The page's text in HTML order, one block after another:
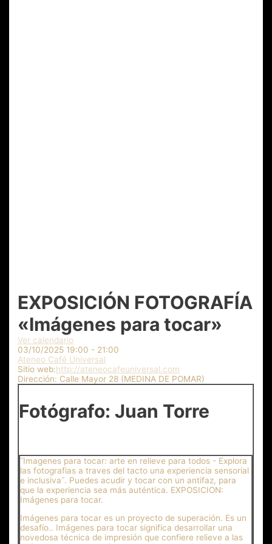
EXPOSICIÓN FOTOGRAFÍA
«Imágenes para tocar»
Ver calendario
03/10/2025 19:00 - 21:00
Ateneo Café Universal
Sitio web:http://ateneocafeuniversal.com
Dirección: Calle Mayor 28 (MEDINA DE POMAR)
Fotógrafo: Juan Torre
˝Imagenes para tocar: arte en relieve para todos - Explora
las fotografias a traves del tacto una experiencia sensorial
e inclusiva˝. Puedes acudir y tocar con un antifaz, para
que la experiencia sea más auténtica. EXPOSICION:
Imágenes para tocar.
Imágenes para tocar es un proyecto de superación. Es un
desafío.. Imágenes para tocar significa desarrollar una
novedosa técnica de impresión que confiere relieve a las